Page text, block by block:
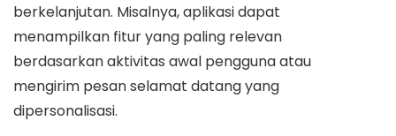
berkelanjutan. Misalnya, aplikasi dapat
menampilkan fitur yang paling relevan
berdasarkan aktivitas awal pengguna atau
mengirim pesan selamat datang yang
dipersonalisasi.